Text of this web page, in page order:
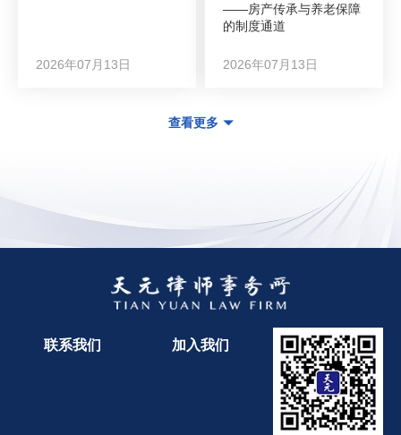
2026年07月13日
——房产传承与养老保障
的制度通道
2026年07月13日
查看更多
联系我们 加入我们